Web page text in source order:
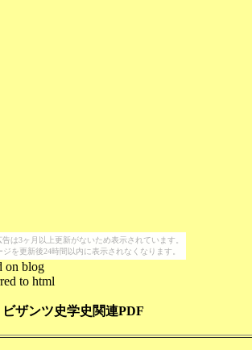
告は3ヶ月以上更新がないため表示されています。
ジを更新後24時間以内に表示されなくなります。
on blog
to html
ビザンツ史学史関連PDF